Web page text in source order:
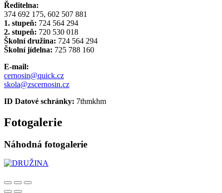
Ředitelna:
374 692 175, 602 507 881
1. stupeň: 724 564 294
2. stupeň: 720 530 018
Školní družina: 724 564 294
Školní jídelna: 725 788 160
E-mail:
cernosin@quick.cz
skola@zscernosin.cz
ID Datové schránky: 7thmkhm
Fotogalerie
Náhodná fotogalerie